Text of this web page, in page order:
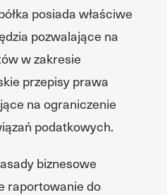
posiada właściwe
pozwalające na
w zakresie
przepisy prawa
na ograniczenie
podatkowych.
biznesowe
raportowanie do